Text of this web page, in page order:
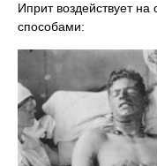
Иприт воздействует на
способами: